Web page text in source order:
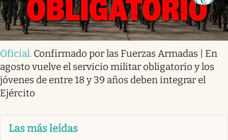
Oficial. Confirmado por las Fuerzas Armadas | En
agosto vuelve el servicio militar obligatorio y los
jóvenes de entre 18 y 39 años deben integrar el
Ejército
Las más leídas